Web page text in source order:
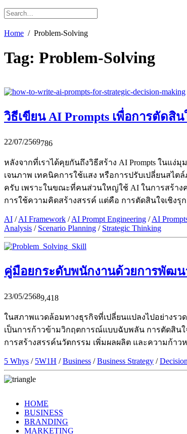
Home Problem-Solving
Tag: Problem-Solving
วิธีเขียน AI Prompts เพื่อการตัดสิน
22/07/2569786
หลังจากที่เราได้คุยกันถึงวิธีสร้าง AI Prompts ในแง่มุ
เจนภาพ เทคนิคการใช้แสง หรือการปรับเปลี่ยนสไตล์
ครับ เพราะในขณะที่คนส่วนใหญ่ใช้ AI ในการสร้า
การใช้ความคิดสร้างสรรค์ แต่คือ การตัดสินใจเชิงรุก
AI /AI Framework /AI Prompt Engineering /AI
Analysis / Scenario Planning / Strategic Thinking
คู่มือยกระดับพนักงานด้วยการพัฒน
23/05/25689,418
ในสภาพแวดล้อมทางธุรกิจที่เปลี่ยนแปลงไปอย่างรว
เป็นการก้าวข้ามวิกฤตการณ์แบบฉับพลัน การตัดสิน
การสร้างสรรค์นวัตกรรม เพิ่มผลผลิต และความก้าว
5 Whys / 5W1H /Business /Business Strategy /
HOME
BUSINESS
BRANDING
MARKETING